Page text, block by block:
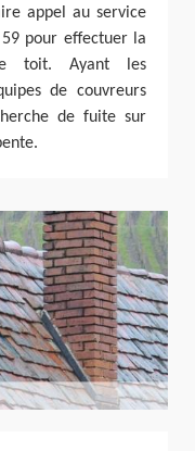
appel au service
pour effectuer la
toit. Ayant les
de couvreurs
de fuite sur